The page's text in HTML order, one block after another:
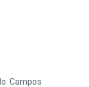
Campos